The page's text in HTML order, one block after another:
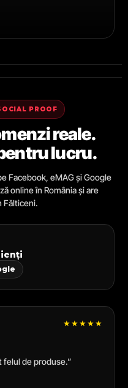
PROOF
reale.
lucru.
Facebook, eMAG și Google
online în România și are
Fălticeni.
★★★★★
felul de produse.”